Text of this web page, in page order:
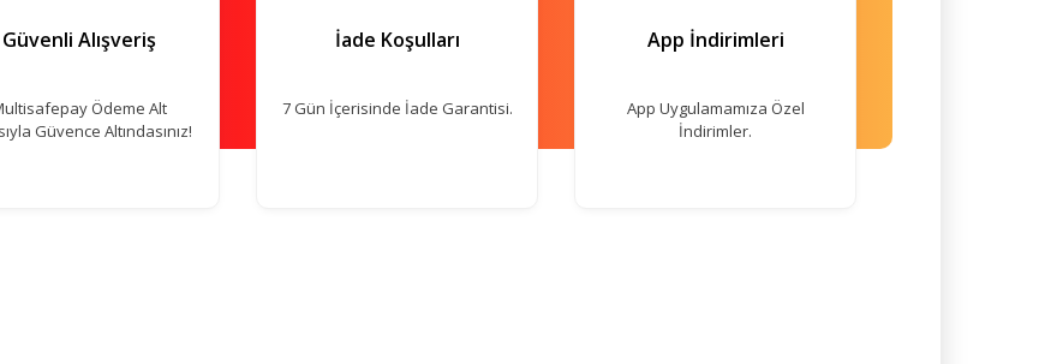
Güvenli Alışveriş
Ödeme Alt
Güvence Altındasınız!
İade Koşulları
7 Gün İçerisinde İade Garantisi.
App İndirimleri
App Uygulamamıza Özel
İndirimler.